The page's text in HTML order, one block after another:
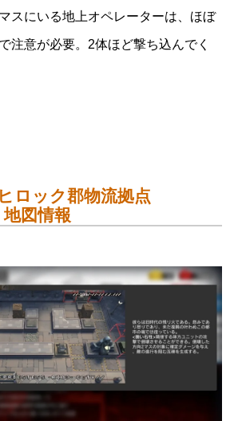
スにいる地上オペレーターは、ほぼ
注意が必要。2体ほど撃ち込んでく
ロック郡物流拠点
図情報